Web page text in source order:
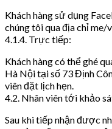
Khách hàng sử dụng
chúng tôi qua địa chỉ me/
4.1.4. Trực tiếp:
Khách hàng có thể ghé
Hà Nội tại số 73 Định
viên đặt lịch hẹn.
4.2. Nhân viên tới khảo
Sau khi tiếp nhận được